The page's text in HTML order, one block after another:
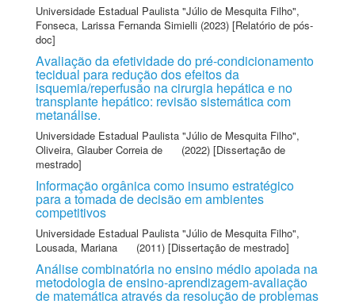
Universidade Estadual Paulista "Júlio de Mesquita Filho",
Fonseca, Larissa Fernanda Simielli (2023) [Relatório de pós-
doc]
Avaliação da efetividade do pré-condicionamento
tecidual para redução dos efeitos da
isquemia/reperfusão na cirurgia hepática e no
transplante hepático: revisão sistemática com
metanálise.
Universidade Estadual Paulista "Júlio de Mesquita Filho",
Oliveira, Glauber Correia de
(2022) [Dissertação de
mestrado]
Informação orgânica como insumo estratégico
para a tomada de decisão em ambientes
competitivos
Universidade Estadual Paulista "Júlio de Mesquita Filho",
Lousada, Mariana
(2011) [Dissertação de mestrado]
Análise combinatória no ensino médio apoiada na
metodologia de ensino-aprendizagem-avaliação
de matemática através da resolução de problemas